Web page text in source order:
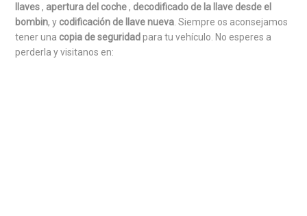
llaves, apertura del coche, decodificado de la llave desde el
bombin, y codificación de llave nueva . Siempre os aconsejamos
tener una copia de seguridadpara tu vehículo. No esperes a
perderla y visitanos en: